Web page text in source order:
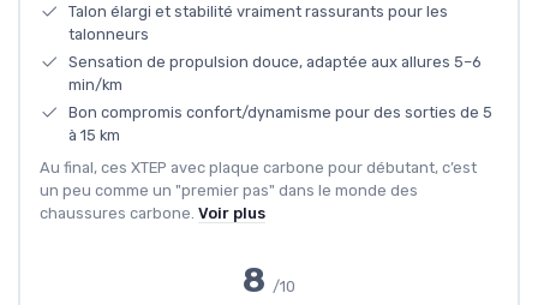
Talon élargi et stabilité vraiment rassurants pour les
talonneurs
Sensation de propulsion douce, adaptée aux allures 5–6
min/km
Bon compromis confort/dynamisme pour des sorties de 5
à 15 km
Au final, ces XTEP avec plaque carbone pour débutant, c’est
un peu comme un "premier pas" dans le monde des
chaussures carbone. Voir plus
8 /10